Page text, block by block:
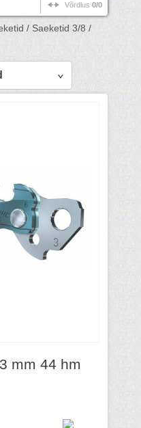
Võrdlus 0/0
/ Saeketid 3/8 /
mm 44 hm